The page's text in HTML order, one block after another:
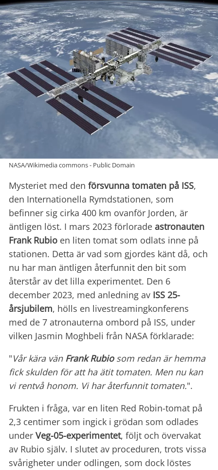
NASA/Wikimedia commons - Public Domain
Mysteriet med den försvunna tomaten på ISS,
den Internationella Rymdstationen, som
befinner sig cirka 400 km ovanför Jorden, är
äntligen löst. I mars 2023 förlorade astronauten
Frank Rubio en liten tomat som odlats inne på
stationen. Detta är vad som gjordes känt då, och
nu har man äntligen återfunnit den bit som
återstår av det lilla experimentet. Den 6
december 2023, med anledning av ISS 25-
årsjubilem, hölls en livestreamingkonferens
med de 7 atronauterna ombord på ISS, under
vilken Jasmin Moghbeli från NASA förklarade:
"Vår kära vän Frank Rubiosom redan är hemma
fick skulden för att ha ätit tomaten. Men nu kan
vi rentvå honom. Vi har återfunnit tomaten.".
Frukten i fråga, var en liten Red Robin-tomat på
2,3 centimer som ingick i grödan som odlades
under Veg-05-experimentet, följt och övervakat
av Rubio själv. I slutet av proceduren, trots vissa
svårigheter under odlingen, som dock löstes